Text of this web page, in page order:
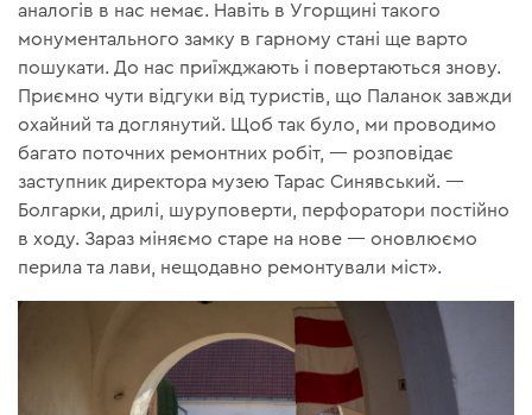
аналогів в нас немає. Навіть в Угорщині такого
монументального замку в гарному стані ще варто
пошукати. До нас приїжджають і повертаються знову.
Приємно чути відгуки від туристів, що Паланок завжди
охайний та доглянутий. Щоб так було, ми проводимо
багато поточних ремонтних робіт, — розповідає
заступник директора музею Тарас Синявський. —
Болгарки, дрилі, шуруповерти, перфоратори постійно
в ходу. Зараз міняємо старе на нове — оновлюємо
перила та лави, нещодавно ремонтували міст».